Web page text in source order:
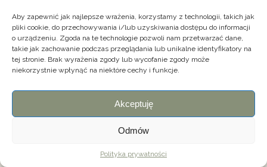
Aby zapewnić jak najlepsze wrażenia, korzystamy z technologii, takich jak
pliki cookie, do przechowywania i/lub uzyskiwania dostępu do informacji
o urządzeniu. Zgoda na te technologie pozwoli nam przetwarzać dane,
takie jak zachowanie podczas przeglądania lub unikalne identyfikatory na
tej stronie. Brak wyrażenia zgody lub wycofanie zgody może
niekorzystnie wpłynąć na niektóre cechy i funkcje.
Akceptuję
Odmów
Polityka prywatności